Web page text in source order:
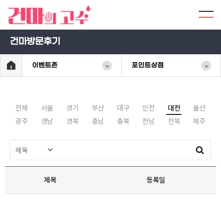
건마방문후기
이벤트존 포인트상점
전체 서울 경기 부산 대구 인천 대전
울산
광주
경남 경북 충남 충북 전남 전북 제주
제목 등록일